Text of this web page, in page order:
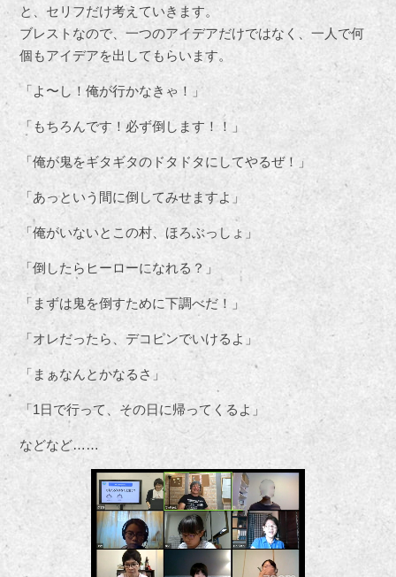
と、セリフだけ考えていきます。
ブレストなので、一つのアイデアだけではなく、一人で何
個もアイデアを出してもらいます。
「よ〜し！俺が行かなきゃ！」
「もちろんです！必ず倒します！！」
「俺が鬼をギタギタのドタドタにしてやるぜ！」
「あっという間に倒してみせますよ」
「俺がいないとこの村、ほろぶっしょ」
「倒したらヒーローになれる？」
「まずは鬼を倒すために下調べだ！」
「オレだったら、デコピンでいけるよ」
「まぁなんとかなるさ」
「1日で行って、その日に帰ってくるよ」
などなど……